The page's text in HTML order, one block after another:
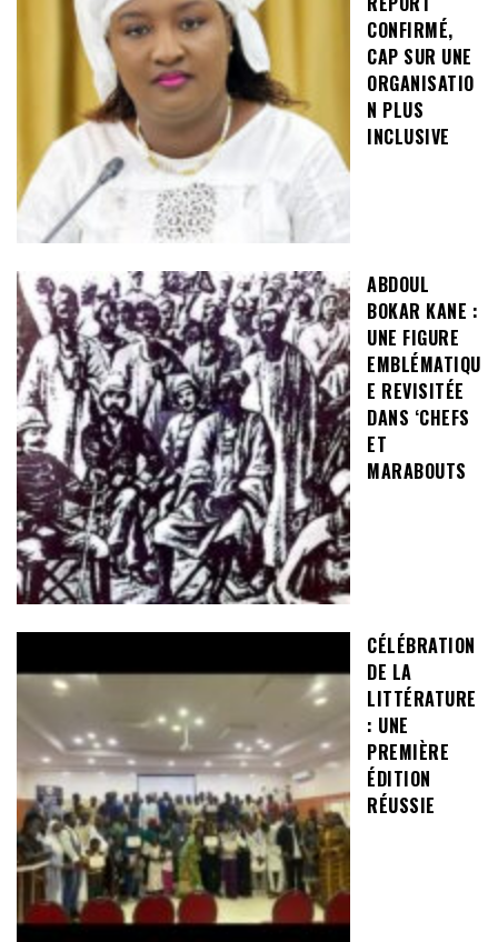
CONFIRMÉ,
CAP SUR UNE
ORGANISATIO
N PLUS
INCLUSIVE
ABDOUL
BOKAR KANE :
UNE FIGURE
EMBLÉMATIQU
E REVISITÉE
DANS ‘CHEFS
ET
MARABOUTS
CÉLÉBRATION
DE LA
LITTÉRATURE
: UNE
PREMIÈRE
ÉDITION
RÉUSSIE